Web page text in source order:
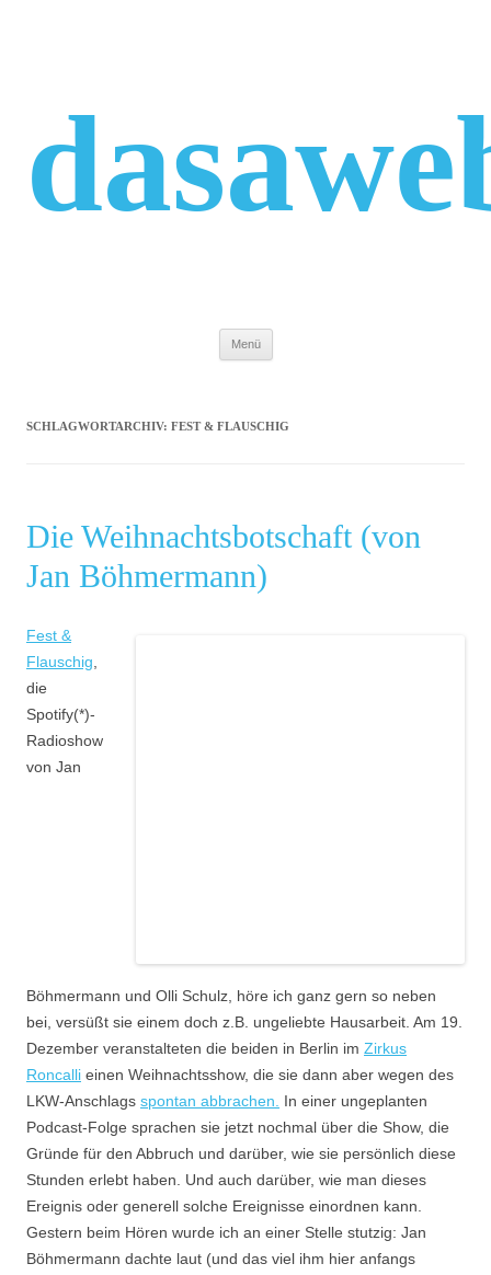
Menü
SCHLAGWORTARCHIV: FEST & FLAUSCHIG
Die Weihnachtsbotschaft (von
Jan Böhmermann)
Fest &
Flauschig
die
Spotify(*)-
Radioshow
von Jan
Böhmermann und Olli Schulz, höre ich ganz gern so neben
bei, versüßt sie einem doch z.B. ungeliebte Hausarbeit. Am 19.
Dezember veranstalteten die beiden in Berlin im Zirkus
Roncalli einen Weihnachtsshow, die sie dann aber wegen des
LKW-Anschlags spontan abbrachen.
In einer ungeplanten
Podcast-Folge sprachen sie jetzt nochmal über die Show, die
Gründe für den Abbruch und darüber, wie sie persönlich diese
Stunden erlebt haben. Und auch darüber, wie man dieses
Ereignis oder generell solche Ereignisse einordnen kann.
Gestern beim Hören wurde ich an einer Stelle stutzig: Jan
Böhmermann dachte laut (und das viel ihm hier anfangs